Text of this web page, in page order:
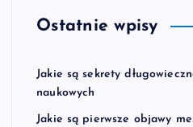
Ostatnie wpisy
Jakie są sekrety
naukowych
Jakie są pierwsze objawy